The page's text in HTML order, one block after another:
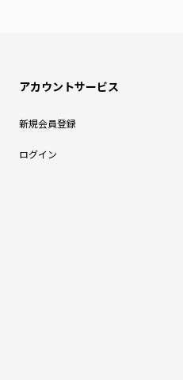
アカウントサービス
新規会員登録
ログイン